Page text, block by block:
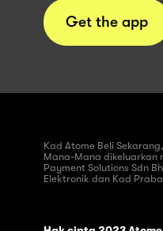
Get the app
Kad Atome Beli
Mana-Mana dikeluarkan
Payment Solutions Sdn
Elektronik dan Kad